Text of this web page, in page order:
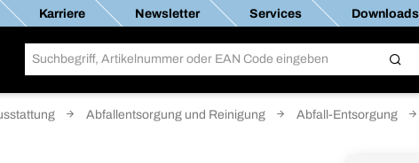
Karriere Newsletter Services Downloads
Abfallentsorgung und Reinigung Abfall-Entsorgung